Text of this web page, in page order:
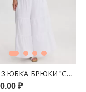
ПОЛОСКА
ЮБКА-БРЮКИ
₽